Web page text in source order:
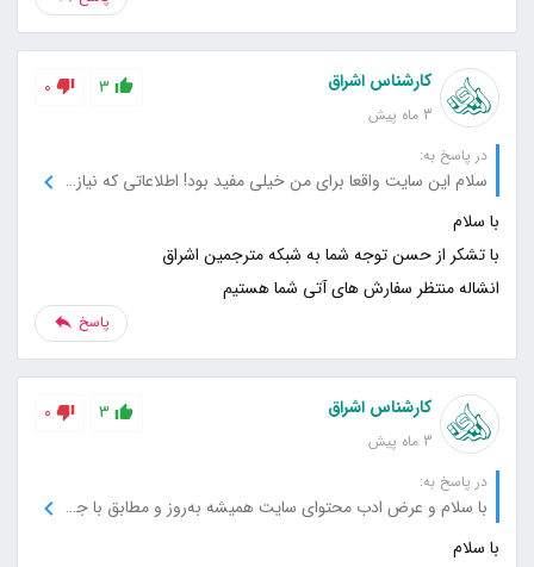
کارشناس اشراق
3 ماه پیش
3
0
در پاسخ به:
سلام این سایت واقعا برای من خیلی مفید بود! اطلاعاتی که نیاز داشتم رو با دقت و به‌صورت واضح توضیح داده بودید. خیلی خوشحالم که اینجا رو پیدا کردم، حتما به دیگران هم معرفی می‌کنم.
انشاله منتظر سفارش های آتی شما هستیم
پاسخ
کارشناس اشراق
3 ماه پیش
3
0
در پاسخ به:
با سلام و عرض ادب محتوای سایت همیشه به‌روز و مطابق با جدیدترین اطلاعات است. هر بار که به سراغ سایت میام، می‌تونم اطلاعات تازه و مفیدی پیدا کنم.